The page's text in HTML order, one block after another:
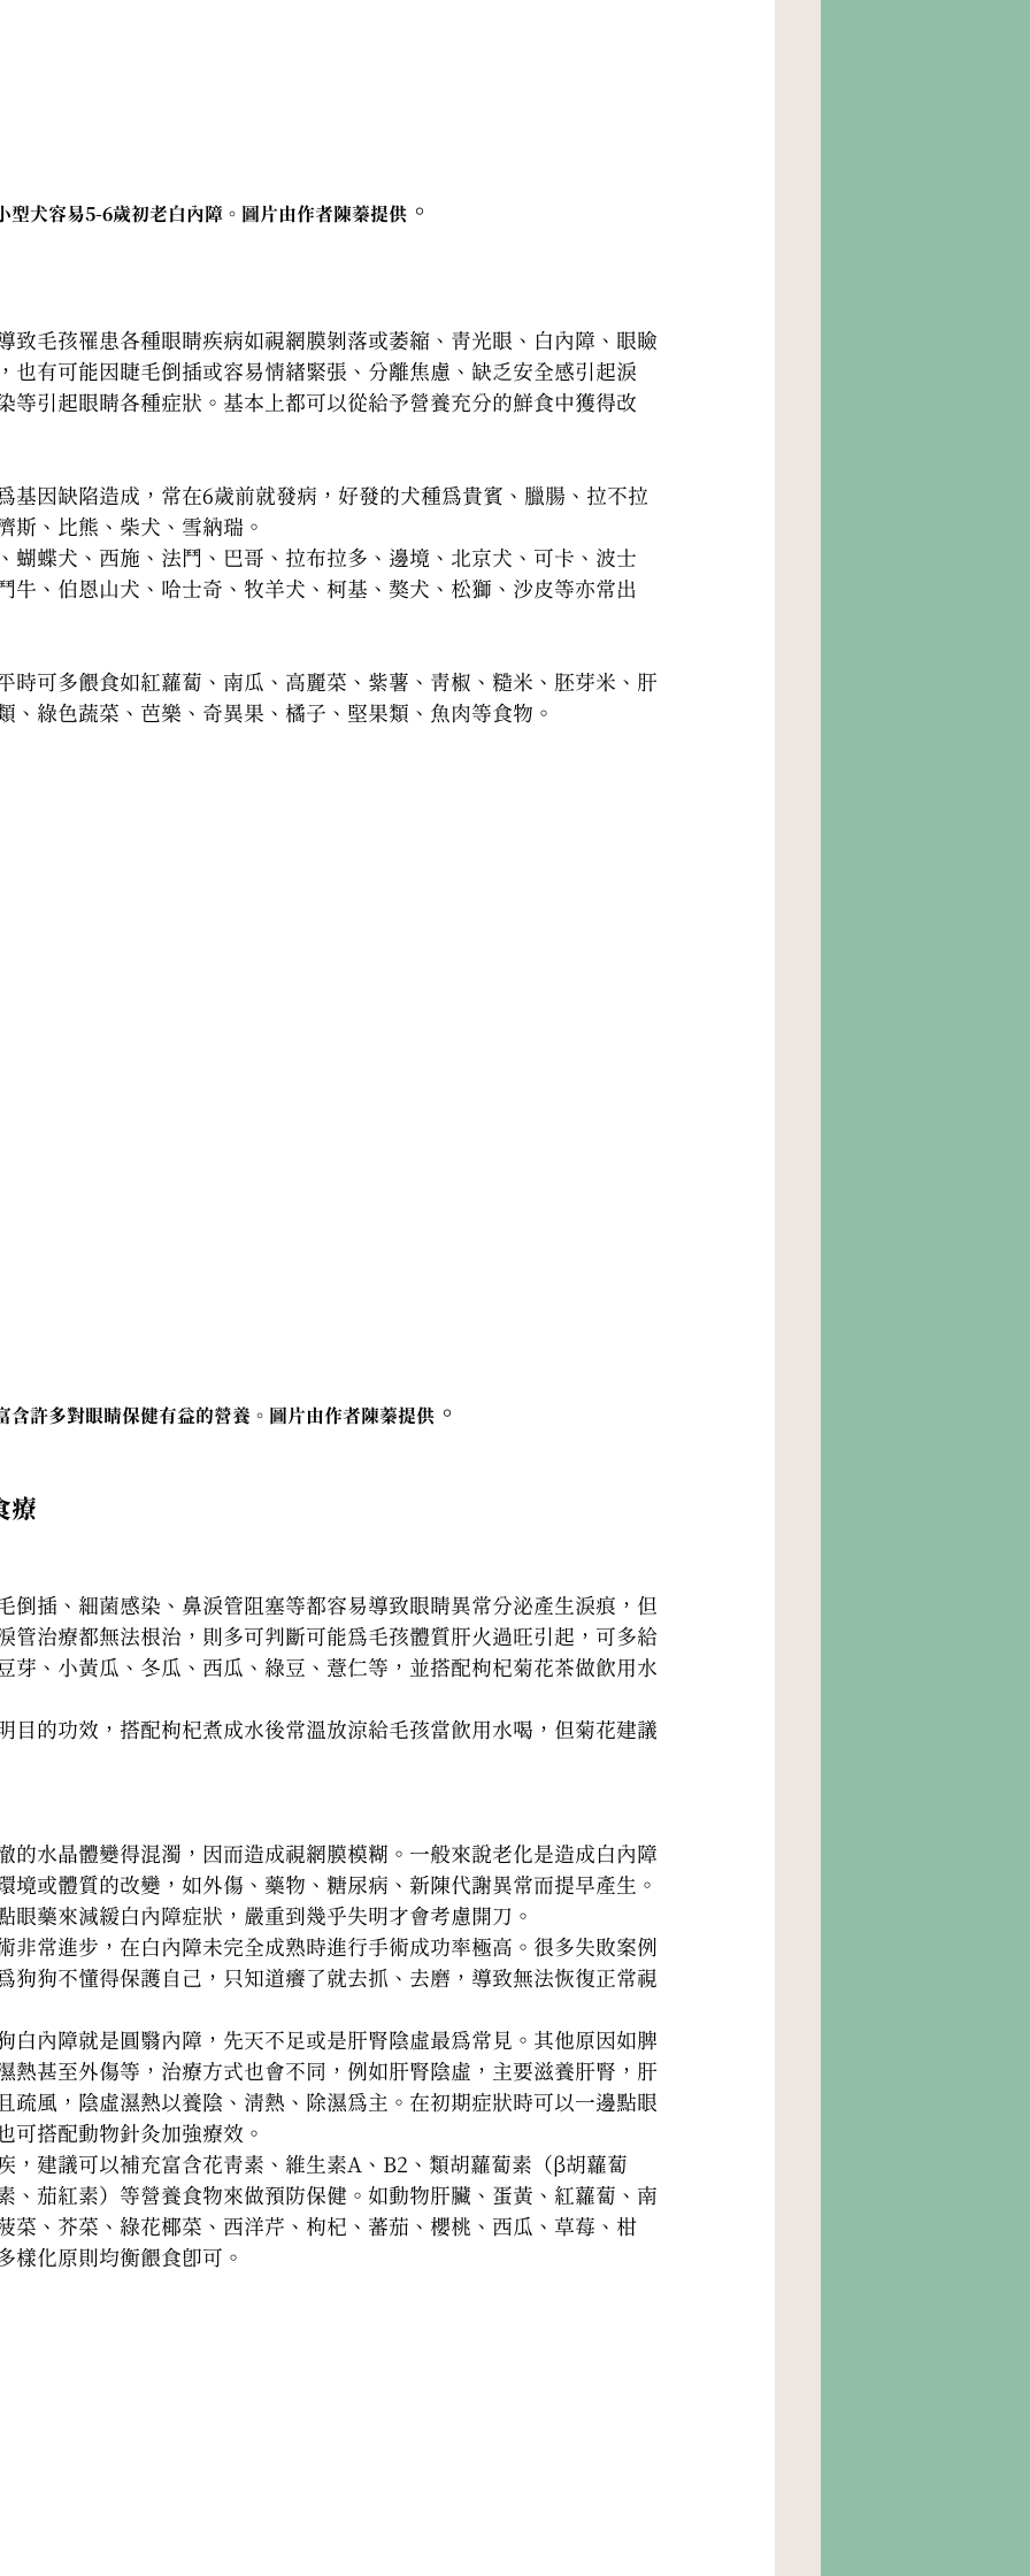
犬容易5-6歲初老白內障。圖片由作者陳蓁提供 。
致毛孩罹患各種眼睛疾病如視網膜剝落或萎縮、青光眼、白內障、眼瞼
也有可能因睫毛倒插或容易情緒緊張、分離焦慮、缺乏安全感引起淚
等引起眼睛各種症狀。基本上都可以從給予營養充分的鮮食中獲得改
基因缺陷造成，常在6歲前就發病，好發的犬種為貴賓、臘腸、拉不拉
斯、比熊、柴犬、雪納瑞。
蝴蝶犬、西施、法鬥、巴哥、拉布拉多、邊境、北京犬、可卡、波士
牛、伯恩山犬、哈士奇、牧羊犬、柯基、獒犬、松獅、沙皮等亦常出
時可多餵食如紅蘿蔔、南瓜、高麗菜、紫薯、青椒、糙米、胚芽米、肝
、綠色蔬菜、芭樂、奇異果、橘子、堅果類、魚肉等食物。
含許多對眼睛保健有益的營養。圖片由作者陳蓁提供 。
療
倒插、細菌感染、鼻淚管阻塞等都容易導致眼睛異常分泌產生淚痕，但
管治療都無法根治，則多可判斷可能為毛孩體質肝火過旺引起，可多給
芽、小黃瓜、冬瓜、西瓜、綠豆、薏仁等，並搭配枸杞菊花茶做飲用水
目的功效，搭配枸杞煮成水後常溫放涼給毛孩當飲用水喝，但菊花建議
的水晶體變得混濁，因而造成視網膜模糊。一般來說老化是造成白內障
境或體質的改變，如外傷、藥物、糖尿病、新陳代謝異常而提早產生。
眼藥來減緩白內障症狀，嚴重到幾乎失明才會考慮開刀。
非常進步，在白內障未完全成熟時進行手術成功率極高。很多失敗案例
狗狗不懂得保護自己，只知道癢了就去抓、去磨，導致無法恢復正常視
白內障就是圓翳內障，先天不足或是肝腎陰虛最為常見。其他原因如脾
熱甚至外傷等，治療方式也會不同，例如肝腎陰虛，主要滋養肝腎，肝
疏風，陰虛濕熱以養陰、清熱、除濕為主。在初期症狀時可以一邊點眼
可搭配動物針灸加強療效。
，建議可以補充富含花青素、維生素A、B2、類胡蘿蔔素（β胡蘿蔔
、茄紅素）等營養食物來做預防保健。如動物肝臟、蛋黃、紅蘿蔔、南
菜、芥菜、綠花椰菜、西洋芹、枸杞、蕃茄、櫻桃、西瓜、草莓、柑
樣化原則均衡餵食即可。